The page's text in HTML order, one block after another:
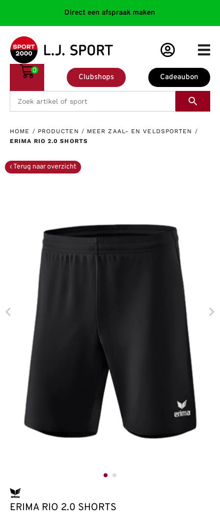
Direct een afspraak maken
Cadeaubon
Clubshops
0
HOME / PRODUCTEN / MEER ZAAL- EN VELDSPORTEN /
ERIMA RIO 2.0 SHORTS
ERIMA RIO 2.0 SHORTS